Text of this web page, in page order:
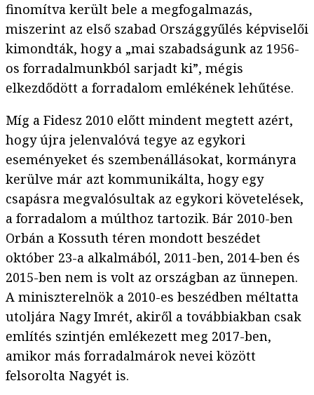
finomítva került bele a megfogalmazás,
miszerint az első szabad Országgyűlés képviselői
kimondták, hogy a „mai szabadságunk az 1956-
os forradalmunkból sarjadt ki”, mégis
elkezdődött a forradalom emlékének lehűtése.
Míg a Fidesz 2010 előtt mindent megtett azért,
hogy újra jelenvalóvá tegye az egykori
eseményeket és szembenállásokat, kormányra
kerülve már azt kommunikálta, hogy egy
csapásra megvalósultak az egykori követelések,
a forradalom a múlthoz tartozik. Bár 2010-ben
Orbán a Kossuth téren mondott beszédet
október 23-a alkalmából, 2011-ben, 2014-ben és
2015-ben nem is volt az országban az ünnepen.
A miniszterelnök a 2010-es beszédben méltatta
utoljára Nagy Imrét, akiről a továbbiakban csak
említés szintjén emlékezett meg 2017-ben,
amikor más forradalmárok nevei között
felsorolta Nagyét is.